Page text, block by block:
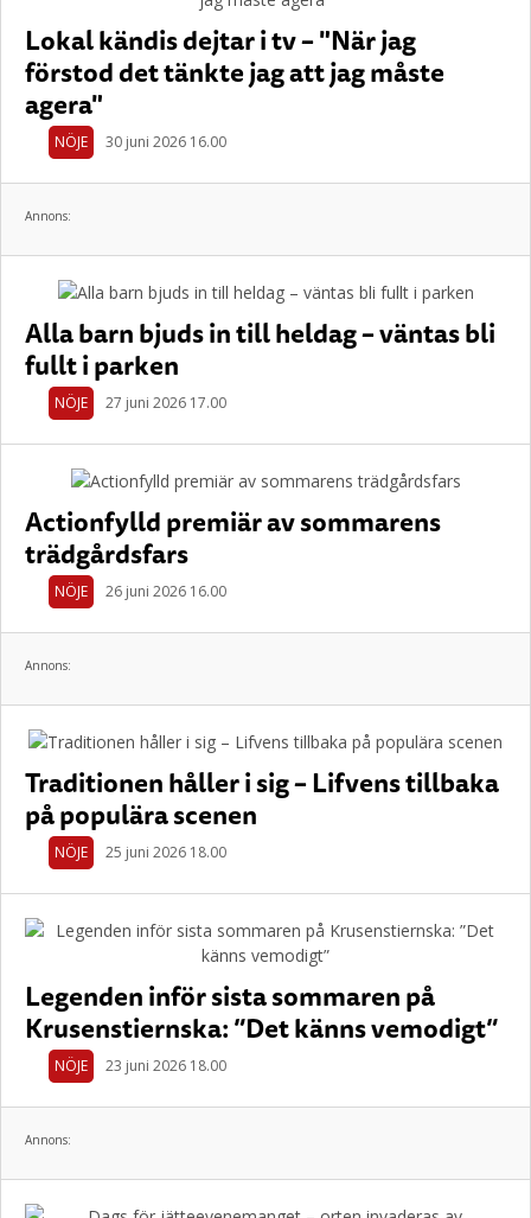
Lokal kändis dejtar i tv – "När jag
förstod det tänkte jag att jag måste
agera"
NÖJE 30 juni 2026 16.00
Annons:
Alla barn bjuds in till heldag – väntas bli
fullt i parken
NÖJE 27 juni 2026 17.00
Actionfylld premiär av sommarens
trädgårdsfars
NÖJE 26 juni 2026 16.00
Annons:
Traditionen håller i sig – Lifvens tillbaka
på populära scenen
NÖJE 25 juni 2026 18.00
Legenden inför sista sommaren på
Krusenstiernska: ”Det känns vemodigt”
NÖJE 23 juni 2026 18.00
Annons: